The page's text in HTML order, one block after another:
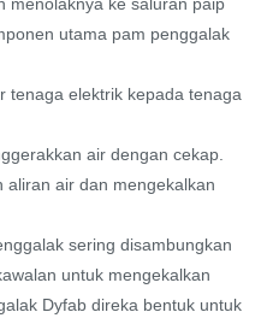
menolaknya ke saluran paip
utama pam penggalak
tenaga elektrik kepada tenaga
air dengan cekap.
aliran air dan mengekalkan
sering disambungkan
untuk mengekalkan
Dyfab direka bentuk untuk